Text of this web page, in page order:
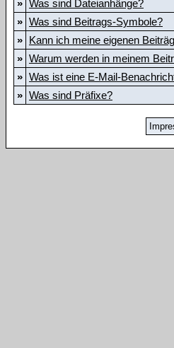
» Was sind Dateianhänge?
» Was sind Beitrags-Symbole?
» Kann ich meine eigenen
» Warum werden in meinem
» Was ist eine E-Mail-
» Was sind Präfixe?